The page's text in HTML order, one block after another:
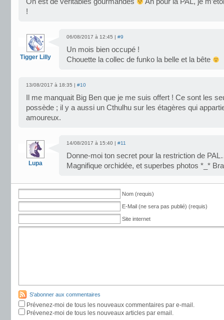
!
Tigger Lilly
06/08/2017 à 12:45 | #9
Un mois bien occupé !
Chouette la collec de funko la belle et la bête
13/08/2017 à 18:35 | #10
Il me manquait Big Ben que je me suis offert ! Ce sont les
possède ; il y a aussi un Cthulhu sur les étagères qui
amoureux.
Lupa
14/08/2017 à 15:40 | #11
Donne-moi ton secret pour la restriction de
Magnifique orchidée, et superbes photos *_*
Nom (requis)
E-Mail (ne sera pas publié) (requis)
Site internet
S'abonner aux commentaires
Prévenez-moi de tous les nouveaux commentaires par e-mail.
Prévenez-moi de tous les nouveaux articles par email.